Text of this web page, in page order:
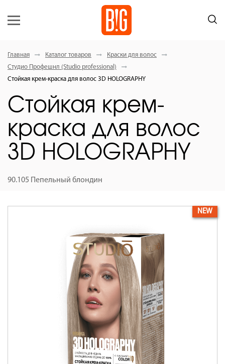
Главная Каталог товаров
Краски для волос
Студио Профешнл (Studio professional)
Стойкая крем-краска для волос 3D HOLOGRAPHY
Стойкая крем-
краска для волос
3D HOLOGRAPHY
90.105 Пепельный блондин
NEW